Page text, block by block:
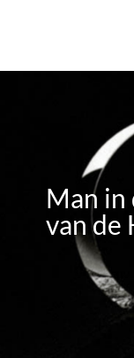
Man in
van de